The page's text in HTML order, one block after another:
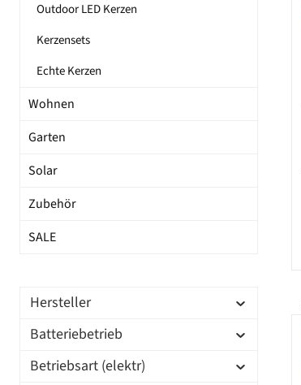
Outdoor LED Kerzen
Kerzensets
Echte Kerzen
Wohnen
Garten
Solar
Zubehör
SALE
Hersteller
Batteriebetrieb
Betriebsart (elektr)